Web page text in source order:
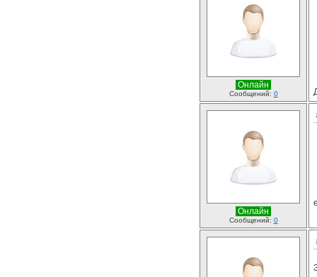
Онлайн
Сообщений: 0
Онлайн
Сообщений: 0